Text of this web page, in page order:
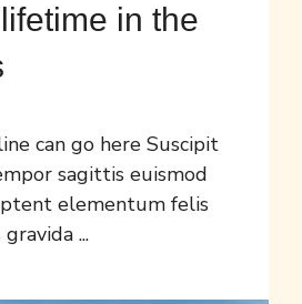
in the
can go here Suscipit
sagittis euismod
elementum felis
...